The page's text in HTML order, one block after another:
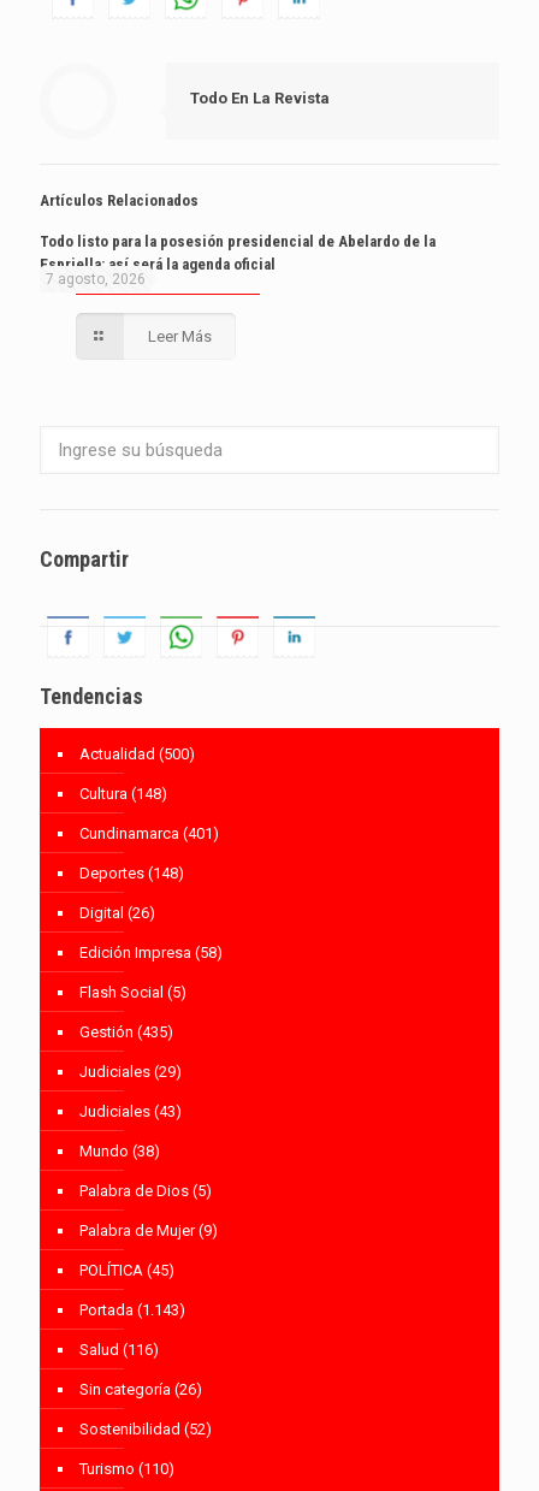
Todo En La Revista
Artículos Relacionados
7 agosto, 2026
Todo listo para la posesión presidencial de Abelardo de la
Espriella: así será la agenda oficial
Leer Más
Compartir
Tendencias
Actualidad (500)
Cultura (148)
Cundinamarca (401)
Deportes (148)
Digital (26)
Edición Impresa (58)
Flash Social (5)
Gestión (435)
Judiciales (29)
Judiciales (43)
Mundo (38)
Palabra de Dios (5)
Palabra de Mujer(9)
POLÍTICA (45)
Portada (1.143)
Salud (116)
Sin categoría (26)
Sostenibilidad (52)
Turismo (110)